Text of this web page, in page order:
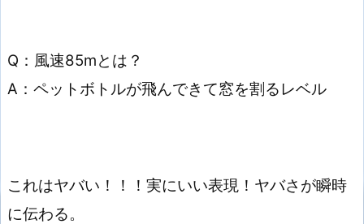
Q：風速85mとは？
A：ペットボトルが飛んできて窓を割るレベル
これはヤバい！！！実にいい表現！ヤバさが瞬時
に伝わる。